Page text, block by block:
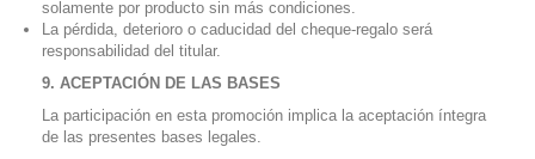
solamente por producto sin más condiciones.
La pérdida, deterioro o caducidad del cheque-regalo será
responsabilidad del titular.
9. ACEPTACIÓN DE LAS BASES
La participación en esta promoción implica la aceptación íntegra
de las presentes bases legales.